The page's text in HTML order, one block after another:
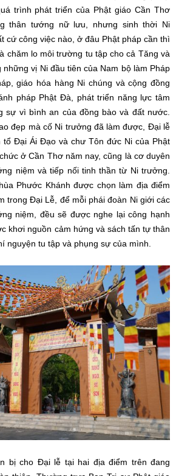
trình phát triển của Phật giáo Cần Thơ
thân tướng nữ lưu, nhưng sinh thời Ni
cứ công việc nào, ở đâu Phật pháp cần thì
chăm lo môi trường tu tập cho cả Tăng và
những vị Ni đầu tiên của Nam bộ làm Pháp
giáo hóa hàng Ni chúng và cộng đồng
pháp Phật Đà, phát triển năng lực tâm
sự vì bình an của đồng bào và đất nước.
đẹp mà cố Ni trưởng đã làm được, Đại lễ
tổ Đại Ái Đạo và chư Tôn đức Ni của Phật
ở Cần Thơ năm nay, cũng là cơ duyên
niệm và tiếp nối tinh thần từ Ni trưởng.
Phước Khánh được chọn làm địa điểm
trong Đại Lễ, để mỗi phái đoàn Ni giới các
niệm, đều sẽ được nghe lại công hạnh
khơi nguồn cảm hứng và sách tấn tự thân
nguyện tu tập và phụng sự của mình.
bị cho Đại lễ tại hai địa điểm trên đang